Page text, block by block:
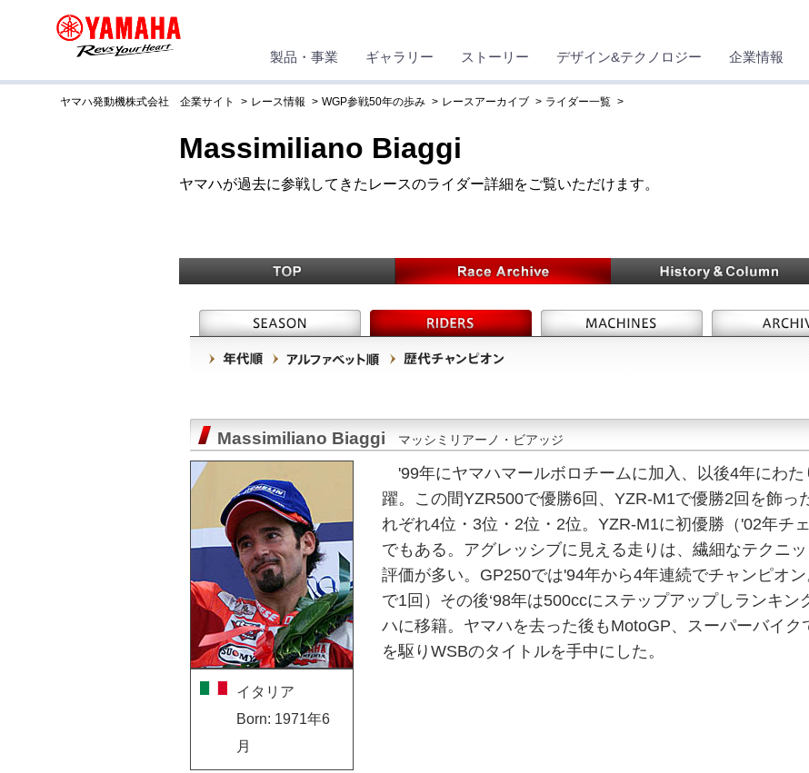
製品・事業 ギャラリー ストーリー デザイン&テクノロジー 企業情報
ヤマハ発動機株式会社 企業サイト レース情報 WGP参戦50年の歩み レースアーカイブ ライダー一覧
Massimiliano Biaggi
ヤマハが過去に参戦してきたレースのライダー詳細をご覧いただけます。
Massimiliano Biaggi マッシミリアーノ・ビアッジ
イタリア
Born: 1971年6
月
'99年にヤマハマールボロチームに加入、以後4年にわ
躍。この間YZR500で優勝6回、YZR-M1で優勝2回を飾っ
れぞれ4位・3位・2位・2位。YZR-M1に初優勝（'02年チ
でもある。アグレッシブに見える走りは、繊細なテクニ
評価が多い。GP250では'94年から4年連続でチャンピオ
で1回）その後‘98年は500ccにステップアップしランキ
ハに移籍。ヤマハを去った後もMotoGP、スーパーバイ
を駆りWSBのタイトルを手中にした。